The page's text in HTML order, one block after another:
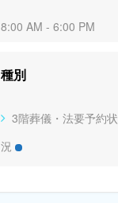
8:00 AM - 6:00 PM
種別
3階葬儀・法要予約状
況